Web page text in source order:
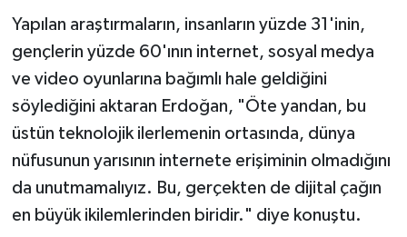
Yapılan araştırmaların, insanların yüzde 31'inin,
gençlerin yüzde 60'ının internet, sosyal medya
ve video oyunlarına bağımlı hale geldiğini
söylediğini aktaran Erdoğan, "Öte yandan, bu
üstün teknolojik ilerlemenin ortasında, dünya
nüfusunun yarısının internete erişiminin olmadığını
da unutmamalıyız. Bu, gerçekten de dijital çağın
en büyük ikilemlerinden biridir." diye konuştu.